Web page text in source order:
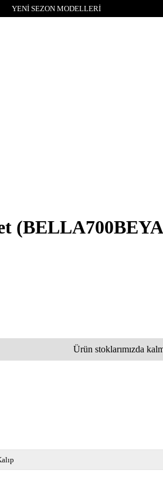
YENİ SEZON MODELLERİ
Ürün stoklarımızda